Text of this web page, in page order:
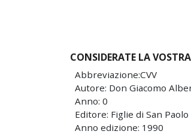
CONSIDERATE LA
Abbreviazione:CVV
Autore: Don Giacomo
Anno: 0
Editore: Figlie di San Paolo
Anno edizione: 1990